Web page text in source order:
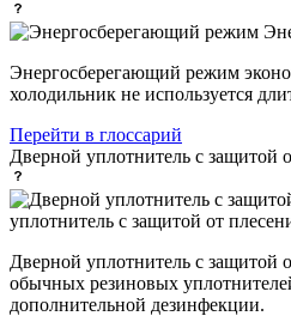
Энергосберегающий режим
холодильник не используется
Перейти в глоссарий
Дверной уплотнитель с защитой
уплотнитель с защитой от
Дверной уплотнитель с защитой
обычных резиновых
дополнительной дезинфекции.